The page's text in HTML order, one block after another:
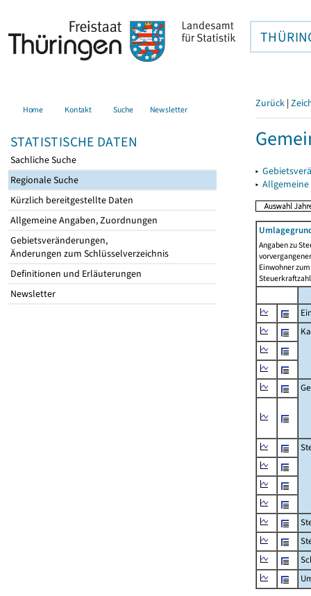
Home Kontakt Suche Newsletter
STATISTISCHE DATEN
Sachliche Suche
Regionale Suche
Kürzlich bereitgestellte Daten
Allgemeine Angaben, Zuordnungen
Gebietsveränderungen,
Änderungen zum Schlüsselverzeichnis
Definitionen und Erläuterungen
Newsletter
Zurück |
▸
▸
Angaben zu
Einwohner